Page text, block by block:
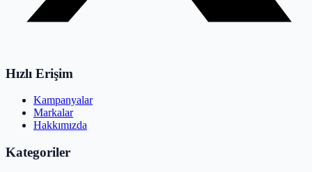
Hızlı Erişim
Kampanyalar
Markalar
Hakkımızda
Kategoriler